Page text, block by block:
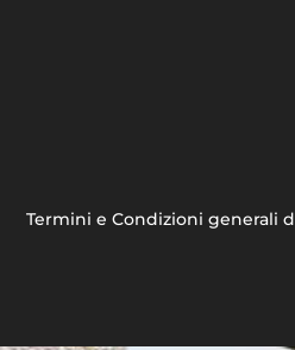
Termini e Condizioni generali